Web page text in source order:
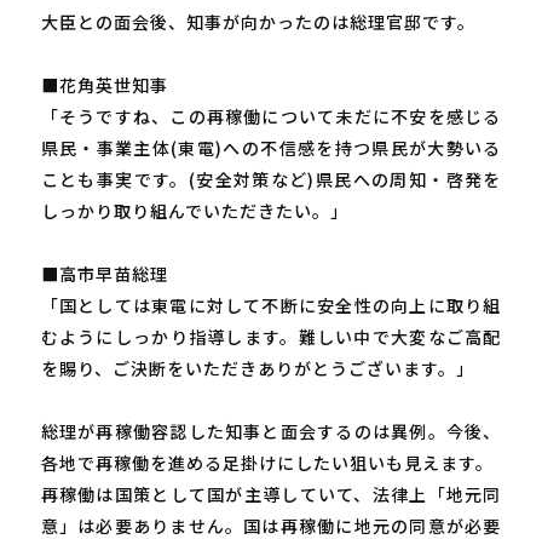
大臣との面会後、知事が向かったのは総理官邸です。
■花角英世知事
「そうですね、この再稼働について未だに不安を感じる
県民・事業主体(東電)への不信感を持つ県民が大勢いる
ことも事実です。(安全対策など)県民への周知・啓発を
しっかり取り組んでいただきたい。」
■高市早苗総理
「国としては東電に対して不断に安全性の向上に取り組
むようにしっかり指導します。難しい中で大変なご高配
を賜り、ご決断をいただきありがとうございます。」
総理が再稼働容認した知事と面会するのは異例。今後、
各地で再稼働を進める足掛けにしたい狙いも見えます。
再稼働は国策として国が主導していて、法律上「地元同
意」は必要ありません。国は再稼働に地元の同意が必要